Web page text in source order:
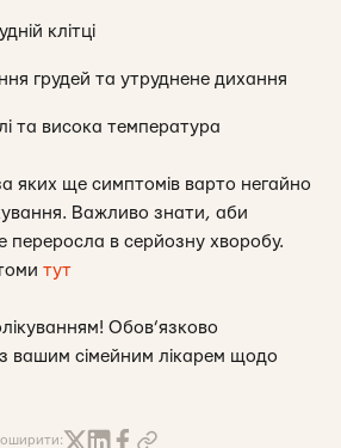
клітці
грудей та утруднене дихання
та висока температура
яких ще симптомів варто негайно
Важливо знати, аби
переросла в серйозну хворобу.
тут
Обов’язково
вашим сімейним лікарем щодо